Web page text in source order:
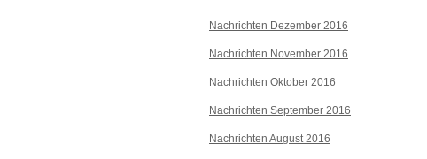
Nachrichten Dezember 2016
Nachrichten November 2016
Nachrichten Oktober 2016
Nachrichten September 2016
Nachrichten August 2016